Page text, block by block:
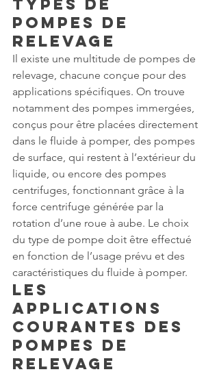
Types de
Pompes de
Relevage
Il existe une multitude de pompes de
relevage, chacune conçue pour des
applications spécifiques. On trouve
notamment des pompes immergées,
conçus pour être placées directement
dans le fluide à pomper, des pompes
de surface, qui restent à l’extérieur du
liquide, ou encore des pompes
centrifuges, fonctionnant grâce à la
force centrifuge générée par la
rotation d’une roue à aube. Le choix
du type de pompe doit être effectué
en fonction de l’usage prévu et des
caractéristiques du fluide à pomper.
Les
Applications
Courantes des
Pompes de
Relevage